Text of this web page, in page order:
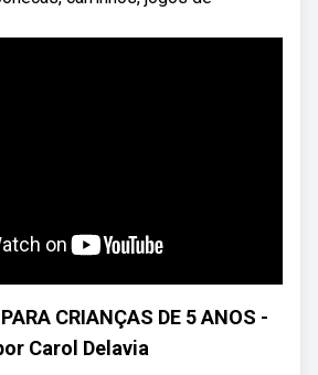
CRIANÇAS DE 5 ANOS -
Carol Delavia